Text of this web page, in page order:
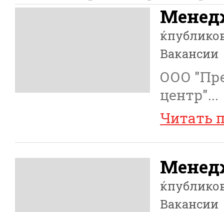
Вакансии
ООО
центр"...
Читать
Вакансии